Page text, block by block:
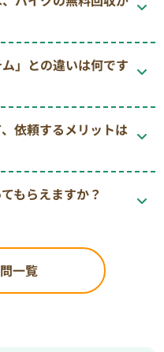
」との違いは何です
依頼するメリットは
もらえますか？
一覧